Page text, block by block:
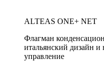
ALTEAS ONE+ NET
Флагман
итальянский дизайн и
управление